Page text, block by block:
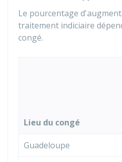
Le pourcentage
traitement indiciaire
congé.
Lieu du congé
Guadeloupe